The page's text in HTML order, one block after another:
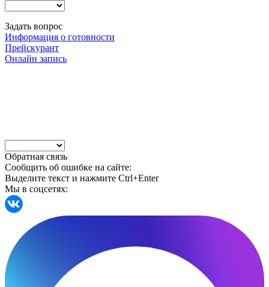
Задать вопрос
Информация о готовности
Прейскурант
Онлайн запись
Обратная связь
Сообщить об ошибке на сайте:
Выделите текст и нажмите Ctrl+Enter
Мы в соцсетях: